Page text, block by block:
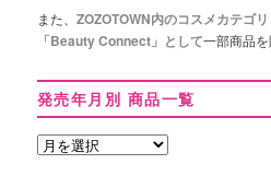
また、ZOZOTOWN内のコスメカテゴ
「Beauty Connect」として一部商品を
発売年月別 商品一覧
発